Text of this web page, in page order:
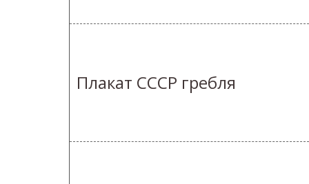
Плакат СССР гребля